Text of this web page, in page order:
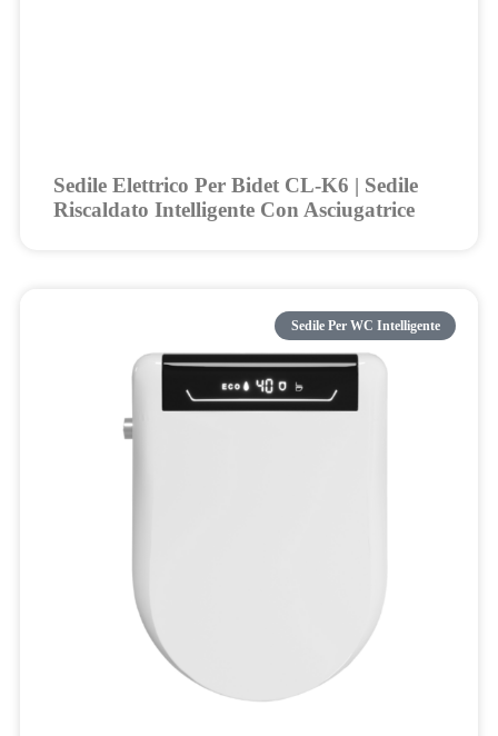
Sedile Elettrico Per Bidet CL-K6 | Sedile
Riscaldato Intelligente Con Asciugatrice
Sedile Per WC Intelligente